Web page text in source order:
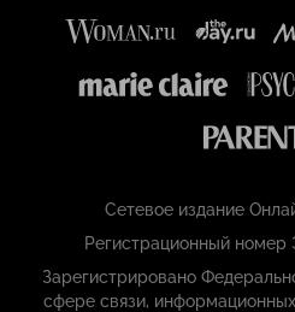
Сетевое издание
Регистрационный
Зарегистрировано
сфере связи,